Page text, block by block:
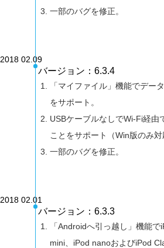
一部のバグを修正。
2018 02.09
バージョン：6.3.4
「マイファイル」機能でデー
をサポート。
USBケーブルなしでWi-Fi経由
ことをサポート（Win版のみ対
一部のバグを修正。
2018 02.01
バージョン：6.3.3
「Androidへ引っ越し」機能
mini、iPod nanoおよびiPod